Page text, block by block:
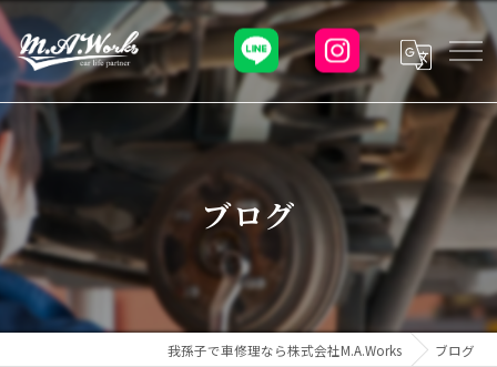
ブログ
我孫子で車修理なら株式会社M.A.Works ブログ